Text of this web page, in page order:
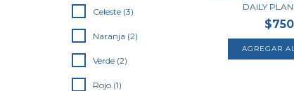
Celeste (3)
Naranja (2)
Verde (2)
Rojo (1)
DAILY